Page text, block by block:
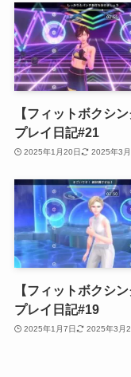
【フィットボクシン
プレイ日記#21
2025年1月20日 2025年3
【フィットボクシン
プレイ日記#19
2025年1月7日 2025年3月